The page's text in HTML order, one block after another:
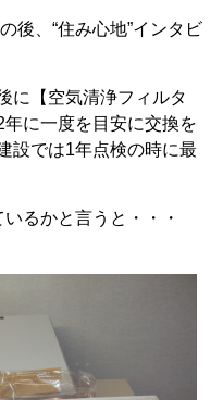
後、“住み心地”インタビ
に【空気清浄フィルタ
に一度を目安に交換を
設では1年点検の時に最
るかと言うと・・・